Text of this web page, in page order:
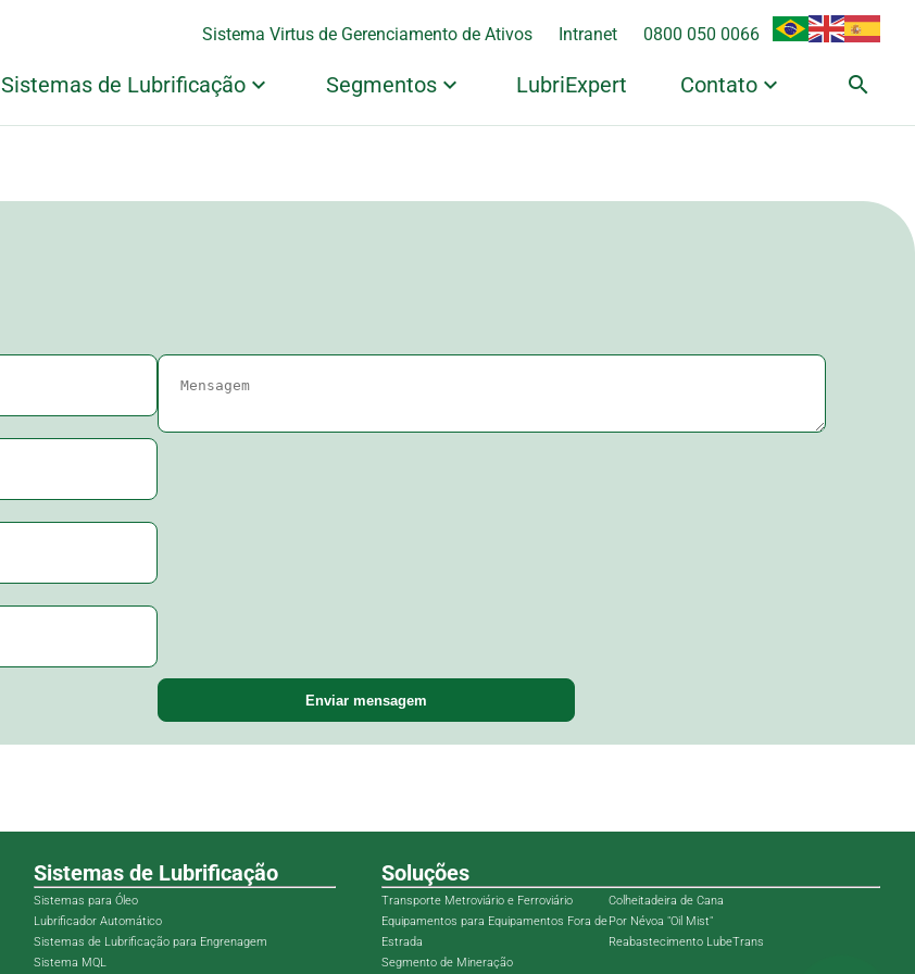
Sistema Virtus de Gerenciamento de Ativos Intranet 0800 050 0066
Sistemas de Lubrificação Segmentos LubriExpert Contato
Enviar mensagem
Sistemas de Lubrificação
Sistemas para Óleo
Lubrificador Automático
Sistemas de Lubrificação para Engrenagem
Sistema MQL
Soluções
Transporte Metroviário e Ferroviário
Equipamentos para Equipamentos Fora de
Estrada
Segmento de Mineração
Colheitadeira de Cana
Por Névoa "Oil Mist"
Reabastecimento LubeTrans